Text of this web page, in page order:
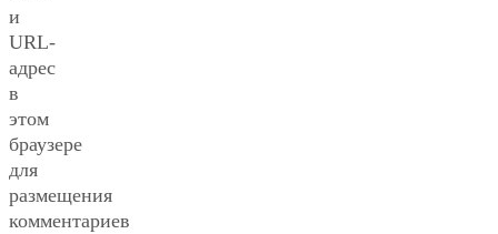
и
URL-
адрес
в
этом
браузере
для
размещения
комментариев